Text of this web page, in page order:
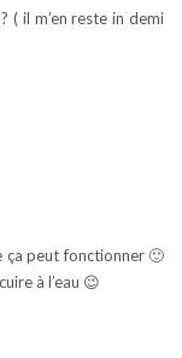
( il m’en reste in demi
ça peut fonctionner 🙂
à l’eau 😉